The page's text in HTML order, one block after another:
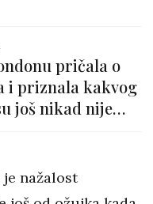
pričala o
i priznala kakvog
još nikad nije
nažalost